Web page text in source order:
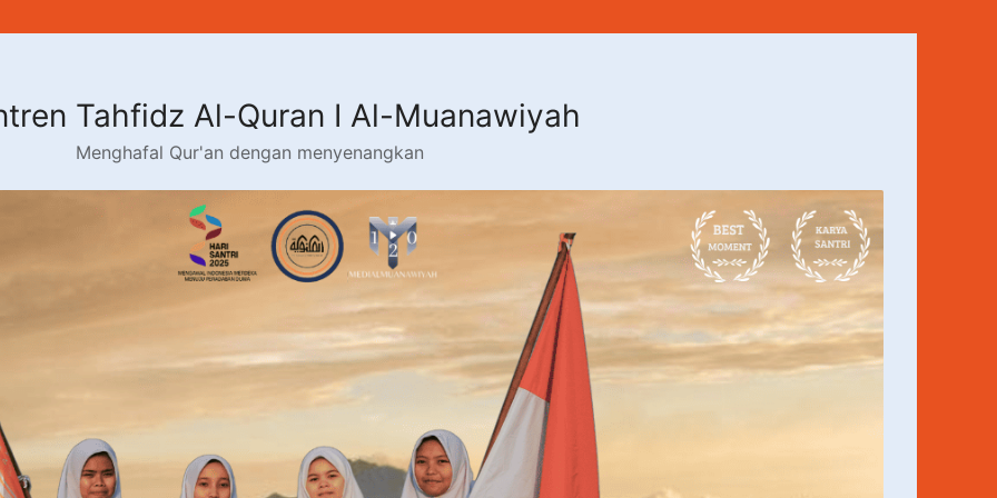
Tahfidz Al-Quran I Al-Muanawiyah
Menghafal Qur'an dengan menyenangkan